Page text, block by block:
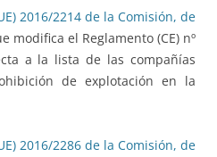
2016/2214 de la Comisión, de
modifica el Reglamento (CE) nº
a la lista de las compañías
de explotación en la
2016/2286 de la Comisión, de